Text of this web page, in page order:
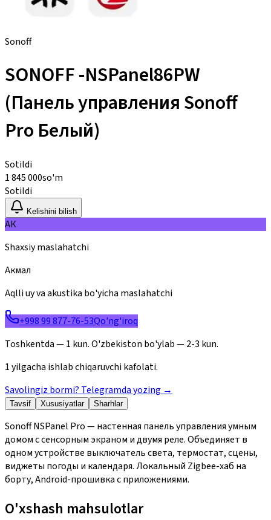
Sonoff
SONOFF -NSPanel86PW
(Панель управления Sonoff
Pro Белый)
Sotildi
1 845 000so'm
Sotildi
Kelishini bilish
АК
Shaxsiy maslahatchi
Акмал
Aqlli uy va akustika bo'yicha maslahatchi
+998 99 877-76-53Qo'ng'iroq
Toshkentda — 1 kun. O'zbekiston bo'ylab — 2-3 kun.
1 yilgacha ishlab chiqaruvchi kafolati.
Savolingiz bormi? Telegramda yozing →
Tavsif Xususiyatlar Sharhlar
Sonoff NSPanel Pro — настенная панель управления умным
домом с сенсорным экраном и двумя реле. Объединяет в
одном устройстве выключатель света, термостат, сцены,
виджеты погоды и календаря. Локальный Zigbee-хаб на
борту, Android-прошивка с приложениями.
O'xshash mahsulotlar